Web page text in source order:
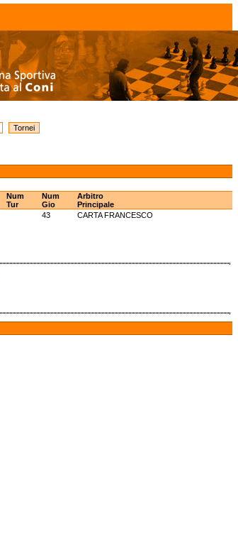
Num
Tur
Num
Gio
Arbitro
Principale
43 CARTA FRANCESCO